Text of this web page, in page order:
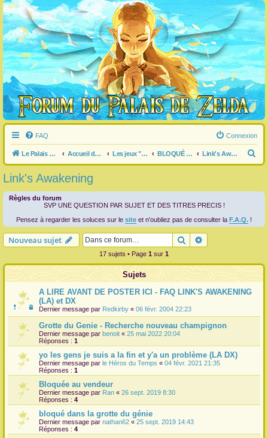
FAQ Connexion
Le Palais de Zelda Accueil du forum Les jeux "Legend of Zelda" BLOQUÉ dans un jeu ? Link's Awakening
e
r
Link's Awakening
Règles du forum
SVP UNE QUESTION PAR SUJET ET DES TITRES PRECIS !
Pensez à regarder les soluces sur le site et n'oubliez pas de consulter la F.A.Q. !
Nouveau sujet Rechercher
17 sujets • Page 1 sur 1
Sujets
A LIRE AVANT DE POSTER ICI - FAQ LINK'S AWAKENING
(LA) et DX
Dernier message par Redkirby « 06 févr. 2004 22:23
Grotte du Genie - Recherche nouveau champignon
Dernier message par benoit « 25 mai 2022 20:04
Réponses : 1
yo les gens je suis a la fin et y'a un problème (LA DX)
Dernier message par le Héros du Temps « 04 févr. 2021 21:35
Réponses : 1
Bloquée au vendeur
Dernier message par Ran « 26 sept. 2019 8:30
Réponses : 4
bloqué dans la grotte du génie
Dernier message par nathan62 « 25 sept. 2019 14:43
Réponses : 4